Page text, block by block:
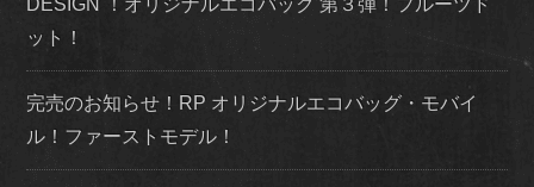
ット！
完売のお知らせ！RP オリジナルエコバッグ・モバイ
ル！ファーストモデル！